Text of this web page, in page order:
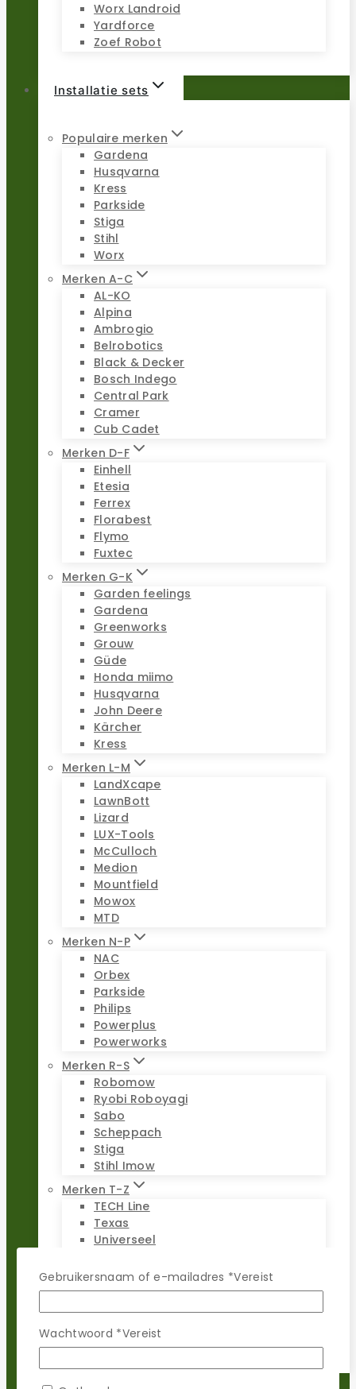
Worx Landroid
Yardforce
Zoef Robot
Installatie sets
Populaire merken
Gardena
Husqvarna
Kress
Parkside
Stiga
Stihl
Worx
Merken A-C
AL-KO
Alpina
Ambrogio
Belrobotics
Black & Decker
Bosch Indego
Central Park
Cramer
Cub Cadet
Merken D-F
Einhell
Etesia
Ferrex
Florabest
Flymo
Fuxtec
Merken G-K
Garden feelings
Gardena
Greenworks
Grouw
Güde
Honda miimo
Husqvarna
John Deere
Kärcher
Kress
Merken L-M
LandXcape
LawnBott
Lizard
LUX-Tools
McCulloch
Medion
Mountfield
Mowox
MTD
Merken N-P
NAC
Orbex
Parkside
Philips
Powerplus
Powerworks
Merken R-S
Robomow
Ryobi Roboyagi
Sabo
Scheppach
Stiga
Stihl Imow
Merken T-Z
TECH Line
Texas
Universeel
Wiper
WOLF-Garten
Zoef Robot
Gebruikersnaam of e-mailadres *Vereist
Wachtwoord *Vereist